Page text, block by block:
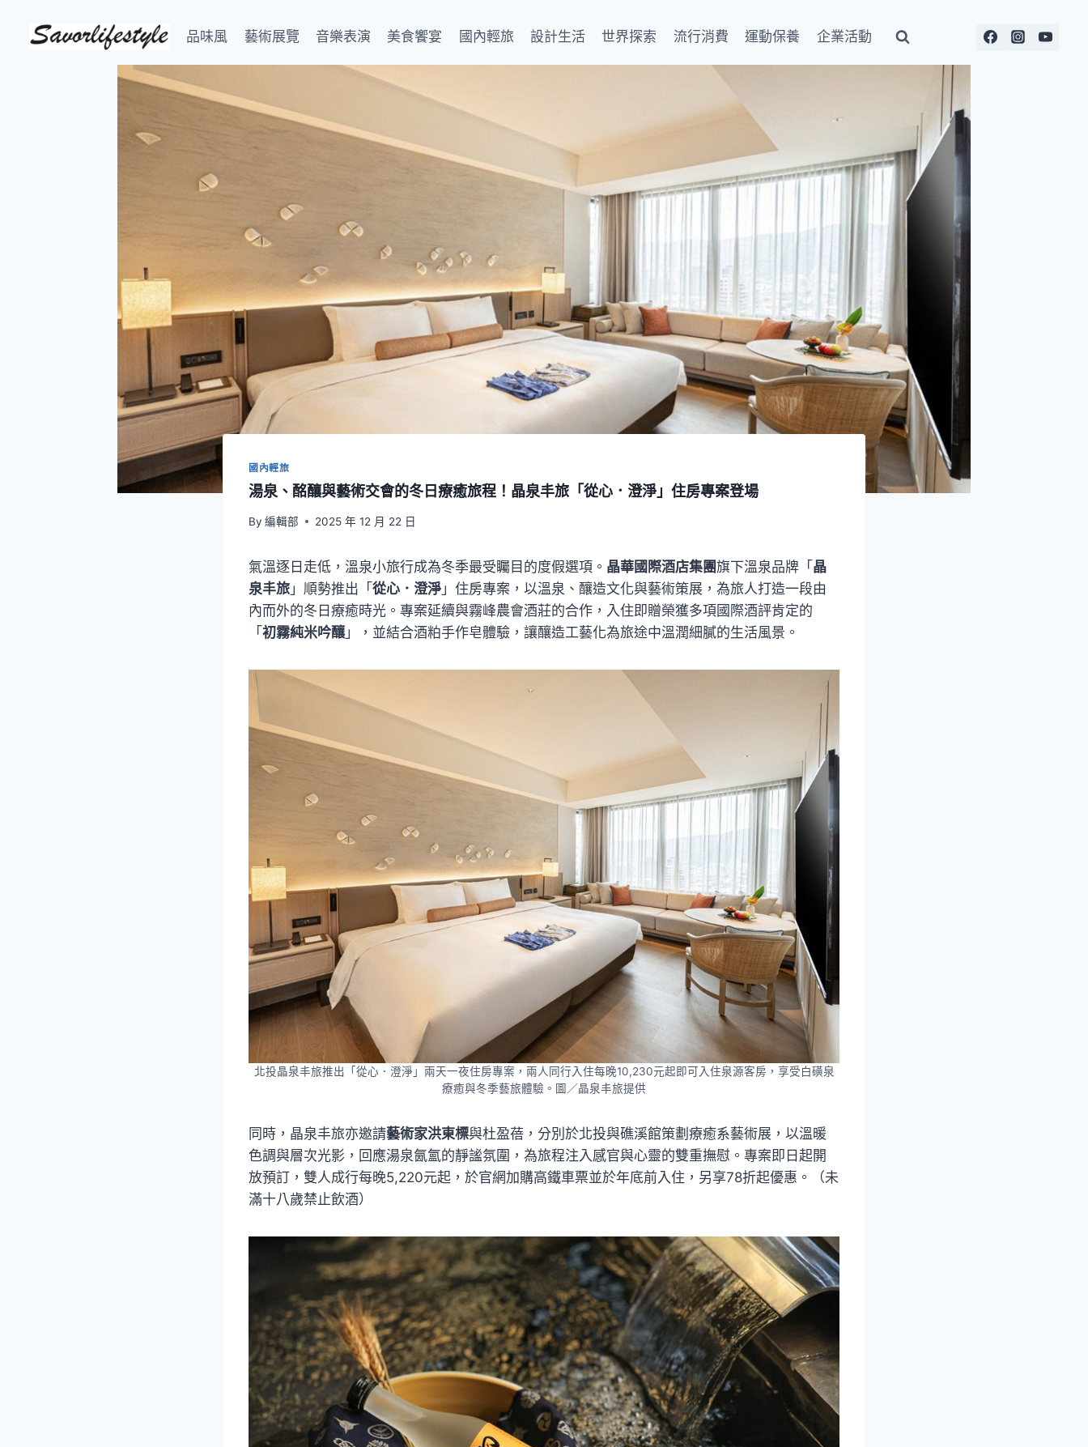
品味風 藝術展覽 音樂表演 美食饗宴 國內輕旅 設計生活 世界探索 流行消費 運動保養 企業活動
國內輕旅
湯泉、酩釀與藝術交會的冬日療癒旅程！晶泉丰旅「從心．澄淨」住房專案登場
By 編輯部 2025 年 12 月 22 日
氣溫逐日走低，溫泉小旅行成為冬季最受矚目的度假選項。 晶華國際酒店集團旗下溫泉品牌「晶
泉丰旅 」順勢推出「從心．澄淨 」住房專案，以溫泉、釀造文化與藝術策展，為旅人打造一段由
內而外的冬日療癒時光。專案延續與霧峰農會酒莊的合作，入住即贈榮獲多項國際酒評肯定的
「初霧純米吟釀 」，並結合酒粕手作皂體驗，讓釀造工藝化為旅途中溫潤細膩的生活風景。
北投晶泉丰旅推出「從心．澄淨」兩天一夜住房專案，兩人同行入住每晚10,230元起即可入住泉源客房，享受白磺泉
療癒與冬季藝旅體驗。圖／晶泉丰旅提供
同時，晶泉丰旅亦邀請藝術家洪東標與杜盈蓓，分別於北投與礁溪館策劃療癒系藝術展，以溫暖
色調與層次光影，回應湯泉氤氳的靜謐氛圍，為旅程注入感官與心靈的雙重撫慰。專案即日起開
放預訂，雙人成行每晚5,220元起，於官網加購高鐵車票並於年底前入住，另享78折起優惠。（未
滿十八歲禁止飲酒）